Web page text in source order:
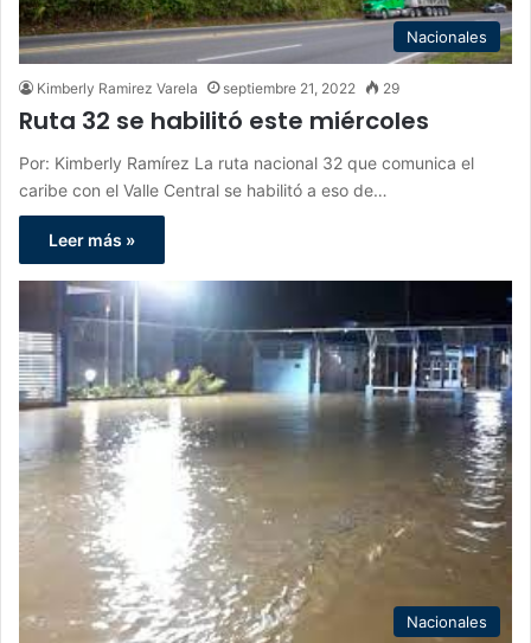
Nacionales
Kimberly Ramirez Varela septiembre 21, 2022 29
Ruta 32 se habilitó este miércoles
Por: Kimberly Ramírez La ruta nacional 32 que comunica el
caribe con el Valle Central se habilitó a eso de…
Leer más »
Nacionales